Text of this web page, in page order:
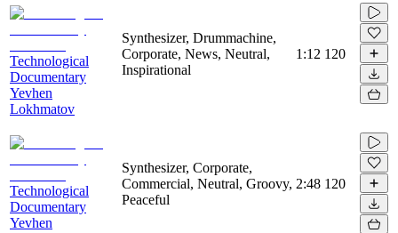
Technological
Documentary
Yevhen
Lokhmatov
Synthesizer, Drummachine,
Corporate, News, Neutral,
Inspirational
1:12 120
Technological
Documentary
Yevhen
Synthesizer, Corporate,
Commercial, Neutral, Groovy,
Peaceful
2:48 120